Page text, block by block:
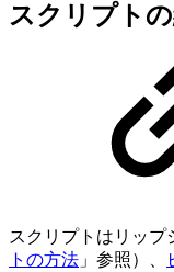
スクリプト
スクリプトはリップ
トの方法 」参照）、